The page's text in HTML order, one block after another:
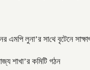
এমপি লুনা’র সা‌থে বৃটেনে
শাখা’র কমিটি গঠন